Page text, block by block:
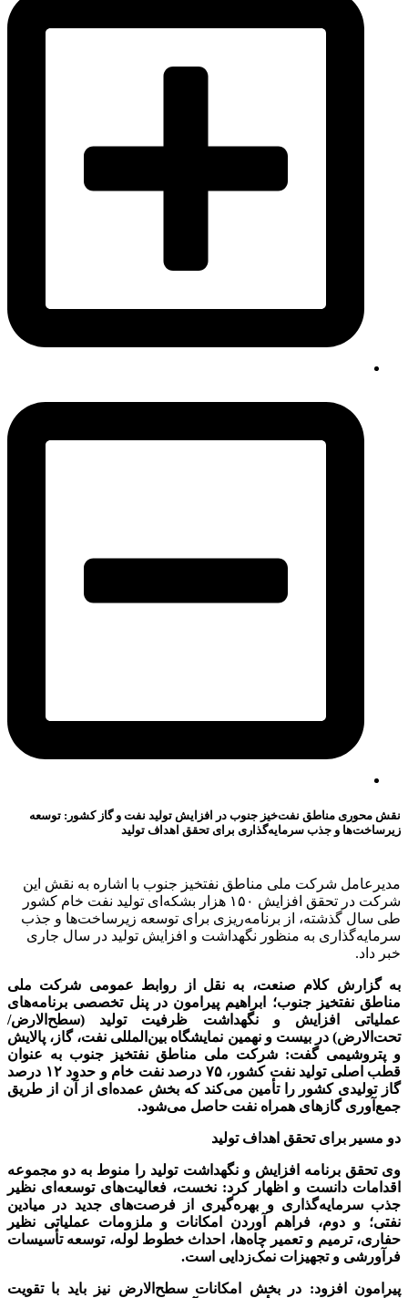
نقش محوری مناطق نفت‌خیز جنوب در افزایش تولید نفت و گاز کشور: توسعه
زیرساخت‌ها و جذب سرمایه‌گذاری برای تحقق اهداف تولید
مدیرعامل شرکت ملی مناطق نفتخیز جنوب با اشاره به نقش این
شرکت در تحقق افزایش ۱۵۰ هزار بشکه‌ای تولید نفت خام کشور
طی سال گذشته، از برنامه‌ریزی برای توسعه زیرساخت‌ها و جذب
سرمایه‌گذاری به منظور نگهداشت و افزایش تولید در سال جاری
خبر داد.
به گزارش کلام صنعت، به نقل از روابط‌ عمومی شرکت ملی
مناطق نفتخیز جنوب؛ ابراهیم پیرامون در پنل تخصصی برنامه‌های
عملیاتی افزایش و نگهداشت ظرفیت تولید (سطح‌الارض/
تحت‌الارض) در بیست و نهمین نمایشگاه بین‌المللی نفت، گاز، پالایش
و پتروشیمی گفت: شرکت ملی مناطق نفتخیز جنوب به عنوان
قطب اصلی تولید نفت کشور،۷۵ درصد نفت خام و حدود۱۲ درصد
گاز تولیدی کشور را تأمین می‌کند که بخش عمده‌ای از آن از طریق
جمع‌آوری گازهای همراه نفت حاصل می‌شود.
دو مسیر برای تحقق اهداف تولید
وی تحقق برنامه افزایش و نگهداشت تولید را منوط به دو مجموعه
اقدامات دانست و اظهار کرد: نخست، فعالیت‌های توسعه‌ای نظیر
جذب سرمایه‌گذاری و بهره‌گیری از فرصت‌های جدید در میادین
نفتی؛ و دوم، فراهم آوردن امکانات و ملزومات عملیاتی نظیر
حفاری، ترمیم و تعمیر چاه‌ها، احداث خطوط لوله، توسعه تأسیسات
فرآورشی و تجهیزات نمک‌زدایی است.
پیرامون افزود: در بخش امکانات سطح‌الارض نیز باید با تقویت